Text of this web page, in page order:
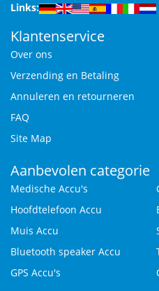
Links:
Klantenservice
Over ons
Verzending en Betaling
Annuleren en retourneren
FAQ
Site Map
Aanbevolen categorie
Medische Accu's
Hoofdtelefoon Accu
Muis Accu
Bluetooth speaker Accu
GPS Accu's